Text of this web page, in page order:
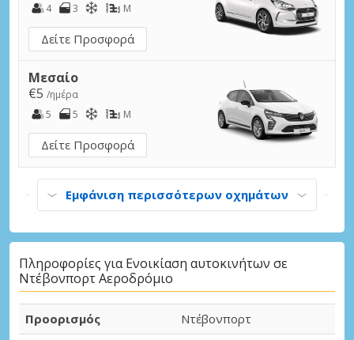
4
3 M
Δείτε Προσφορά
Μεσαίο
€5 /ημέρα
5
5 M
Δείτε Προσφορά
Εμφάνιση περισσότερων οχημάτων
Πληροφορίες για Ενοικίαση αυτοκινήτων σε
Ντέβονπορτ Αεροδρόμιο
Προορισμός
Ντέβονπορτ